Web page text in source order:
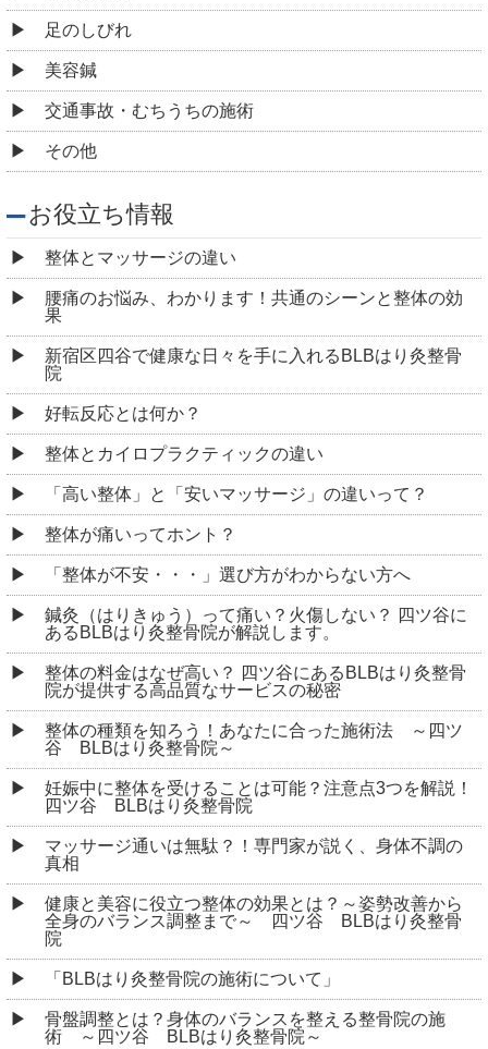
足のしびれ
美容鍼
交通事故・むちうちの施術
その他
お役立ち情報
整体とマッサージの違い
腰痛のお悩み、わかります！共通のシーンと整体の効
果
新宿区四谷で健康な日々を手に入れるBLBはり灸整骨
院
好転反応とは何か？
整体とカイロプラクティックの違い
「高い整体」と「安いマッサージ」の違いって？
整体が痛いってホント？
「整体が不安・・・」選び方がわからない方へ
鍼灸（はりきゅう）って痛い？火傷しない？ 四ツ谷に
あるBLBはり灸整骨院が解説します。
整体の料金はなぜ高い？ 四ツ谷にあるBLBはり灸整骨
院が提供する高品質なサービスの秘密
整体の種類を知ろう！あなたに合った施術法 ～四ツ
谷 BLBはり灸整骨院～
妊娠中に整体を受けることは可能？注意点3つを解説！
四ツ谷 BLBはり灸整骨院
マッサージ通いは無駄？！専門家が説く、身体不調の
真相
健康と美容に役立つ整体の効果とは？～姿勢改善から
全身のバランス調整まで～ 四ツ谷 BLBはり灸整骨
院
「BLBはり灸整骨院の施術について」
骨盤調整とは？身体のバランスを整える整骨院の施
術 ～四ツ谷 BLBはり灸整骨院～